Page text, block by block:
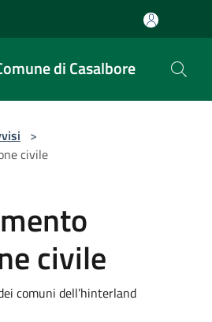
di Casalbore
>
civile
civile
comuni dell’hinterland